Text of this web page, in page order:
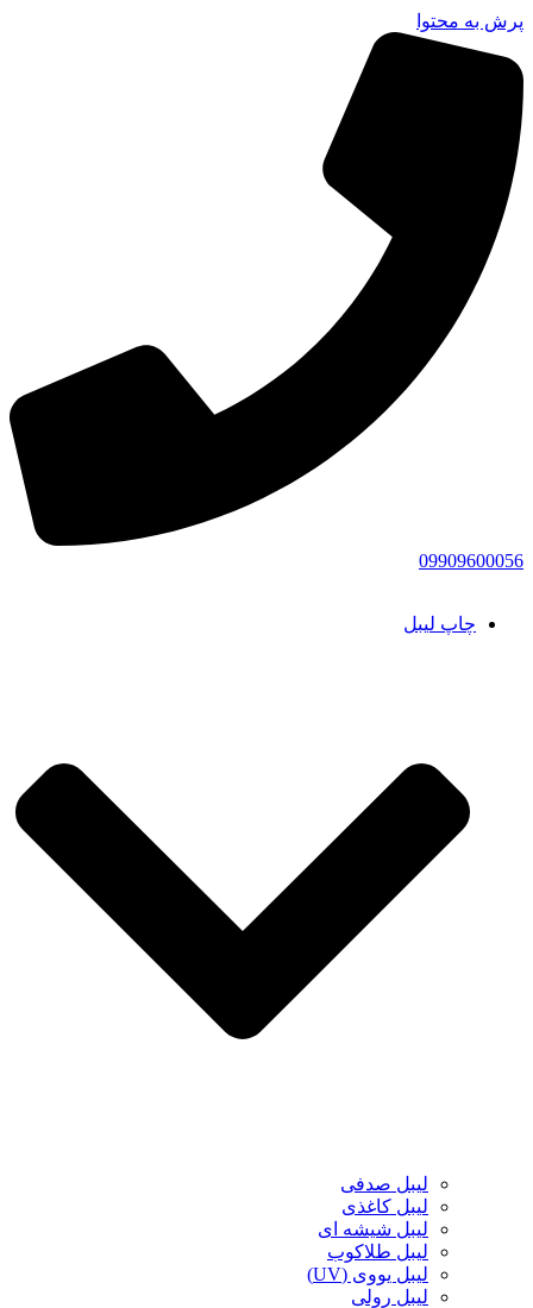
پرش به محتوا
09909600056
چاپ لیبل
لیبل صدفی
لیبل کاغذی
لیبل شیشه ای
لیبل طلاکوب
لیبل یووی (UV)
لیبل رولی